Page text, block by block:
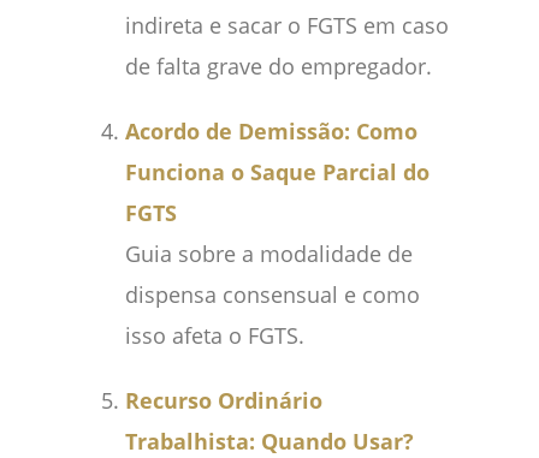
indireta e sacar o FGTS em caso
de falta grave do empregador.
Acordo de Demissão: Como
Funciona o Saque Parcial do
FGTS
Guia sobre a modalidade de
dispensa consensual e como
isso afeta o FGTS.
Recurso Ordinário
Trabalhista: Quando Usar?